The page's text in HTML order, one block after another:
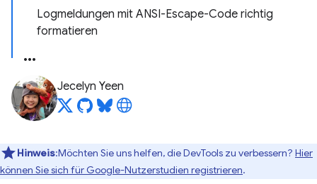
Logmeldungen mit ANSI-Escape-Code richtig
formatieren
Jecelyn Yeen
Hinweis:Möchten Sie uns helfen, die DevTools zu verbessern? Hier
können Sie sich für Google-Nutzerstudien registrieren.